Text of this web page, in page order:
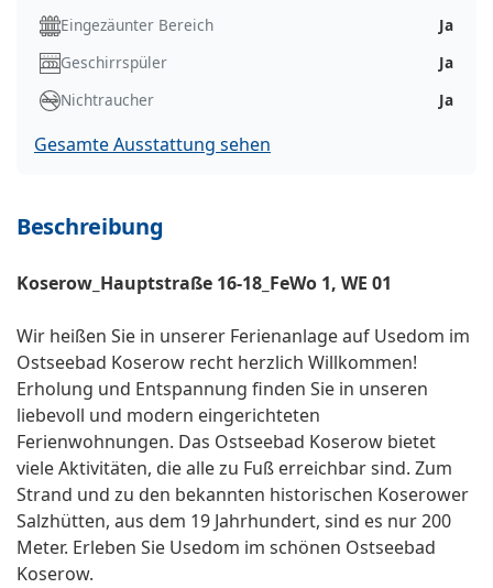
Eingezäunter Bereich
Ja
Geschirrspüler
Ja
Nichtraucher
Ja
Gesamte Ausstattung sehen
Beschreibung
Koserow_Hauptstraße 16-18_FeWo 1, WE 01
Wir heißen Sie in unserer Ferienanlage auf Usedom im
Ostseebad Koserow recht herzlich Willkommen!
Erholung und Entspannung finden Sie in unseren
liebevoll und modern eingerichteten
Ferienwohnungen. Das Ostseebad Koserow bietet
viele Aktivitäten, die alle zu Fuß erreichbar sind. Zum
Strand und zu den bekannten historischen Koserower
Salzhütten, aus dem 19 Jahrhundert, sind es nur 200
Meter. Erleben Sie Usedom im schönen Ostseebad
Koserow.